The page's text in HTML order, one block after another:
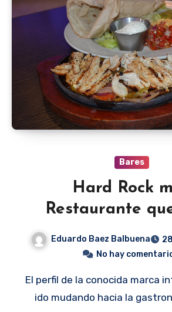
Bares
Hard Rock
Restaurante
Eduardo Baez Balbuena
No hay
El perfil de la conocida marca internacional ha
ido mudando hacia la